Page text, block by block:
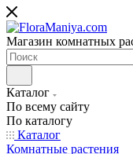
Магазин комнатных
Каталог
По всему сайту
По каталогу
Каталог
Комнатные растения